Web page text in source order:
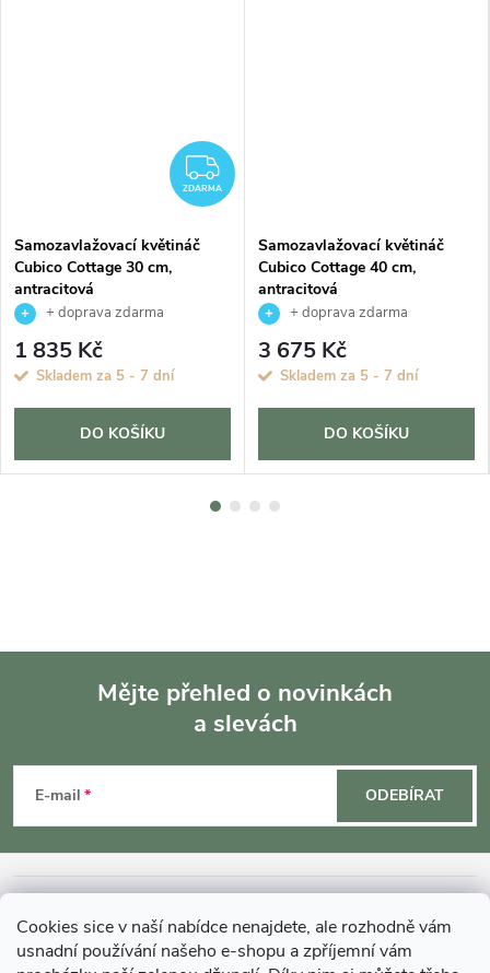
Cookies sice v naší nabídce nenajdete, ale rozhodně vám
usnadní používání našeho e-shopu a zpříjemní vám
ZDARMA
ZDARMA
Samozavlažovací květináč
Cubico Cottage 30 cm,
antracitová
+ doprava zdarma
1 835 Kč
Skladem za 5 - 7 dní
DO KOŠÍKU
Samozavlažovací květináč
Cubico Cottage 40 cm,
antracitová
+ doprava zdarma
3 675 Kč
Skladem za 5 - 7 dní
DO KOŠÍKU
p
a
Mějte přehled o novinkách
a slevách
E-mail ODEBÍRAT
MOHLO BY VÁS ZAJÍMAT